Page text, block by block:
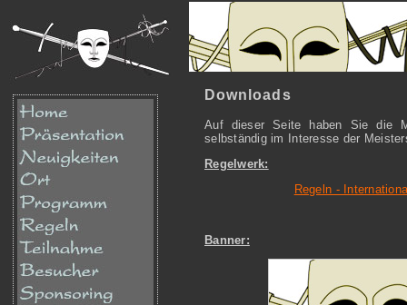
Downloads
Auf dieser Seite haben Sie die
selbständig im Interesse der
Regelwerk:
Regeln -
Banner: